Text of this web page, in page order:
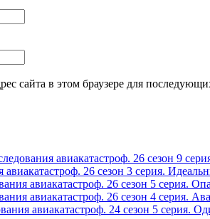
сайта в этом браузере для
авиакатастроф. 26 сезон 9
авиакатастроф. 26 сезон 3 серия.
авиакатастроф. 26 сезон 5 серия.
авиакатастроф. 26 сезон 4 серия.
авиакатастроф. 24 сезон 5 серия.